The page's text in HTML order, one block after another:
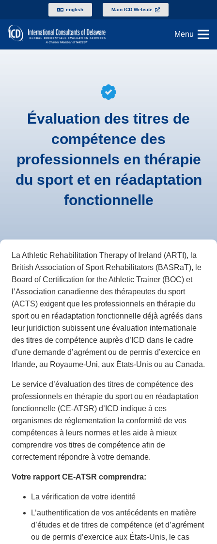
english Main ICD Website
Menu
Évaluation des titres de
compétence des
professionnels en thérapie
du sport et en réadaptation
fonctionnelle
La Athletic Rehabilitation Therapy of Ireland (ARTI), la
British Association of Sport Rehabilitators (BASRaT), le
Board of Certification for the Athletic Trainer (BOC) et
l’Association canadienne des thérapeutes du sport
(ACTS) exigent que les professionnels en thérapie du
sport ou en réadaptation fonctionnelle déjà agréés dans
leur juridiction subissent une évaluation internationale
des titres de compétence auprès d’ICD dans le cadre
d’une demande d’agrément ou de permis d’exercice en
Irlande, au Royaume-Uni, aux États-Unis ou au Canada.
Le service d’évaluation des titres de compétence des
professionnels en thérapie du sport ou en réadaptation
fonctionnelle (CE-ATSR) d’ICD indique à ces
organismes de réglementation la conformité de vos
compétences à leurs normes et les aide à mieux
comprendre vos titres de compétence afin de
correctement répondre à votre demande.
Votre rapport CE-ATSR comprendra:
La vérification de votre identité
L’authentification de vos antécédents en matière
d’études et de titres de compétence (et d’agrément
ou de permis d’exercice aux États-Unis, le cas